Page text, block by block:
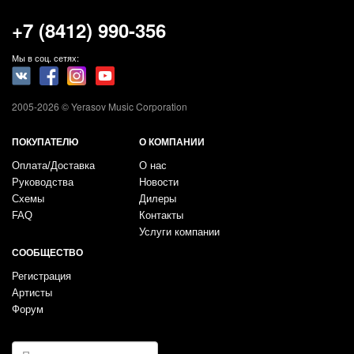
+7 (8412) 990-356
Мы в соц. сетях:
2005-2026 © Yerasov Music Corporation
ПОКУПАТЕЛЮ
Оплата/Доставка
Руководства
Схемы
FAQ
О КОМПАНИИ
О нас
Новости
Дилеры
Контакты
Услуги компании
СООБЩЕСТВО
Регистрация
Артисты
Форум
E-